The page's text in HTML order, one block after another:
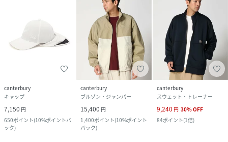
canterbury
キャップ
7,150 円
650ポイント(10%ポイントバ
ック)
canterbury
ブルゾン・ジャンパー
15,400 円
1,400ポイント(10%ポイント
バック)
canterbury
スウェット・トレーナー
9,240 円 30%OFF
84ポイント(1倍)